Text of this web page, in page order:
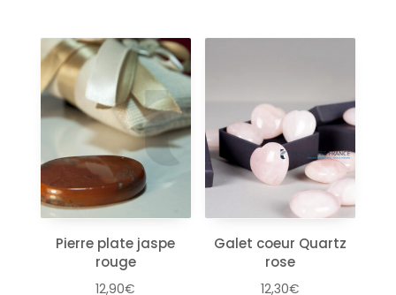
Pierre plate jaspe
rouge
12,90€
Galet coeur Quartz
rose
12,30€